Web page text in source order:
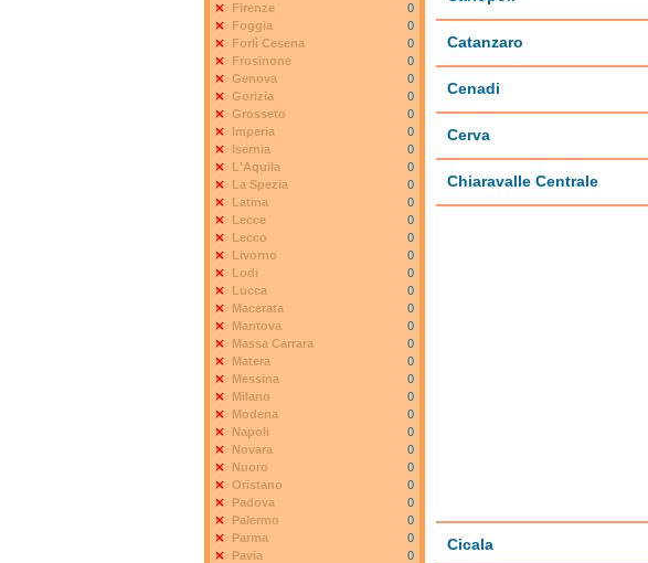
Catanzaro
Cenadi
Cerva
Chiaravalle Centrale
Cicala
Firenze
0
Foggia
0
Forlì Cesena
0
Frosinone
0
Genova
0
Gorizia
0
Grosseto
0
Imperia
0
Isernia
0
L'Aquila
0
La Spezia
0
Latina
0
Lecce
0
Lecco
0
Livorno
0
Lodi
0
Lucca
0
Macerata
0
Mantova
0
Massa Carrara
0
Matera
0
Messina
0
Milano
0
Modena
0
Napoli
0
Novara
0
Nuoro
0
Oristano
0
Padova
0
Palermo
0
Parma
0
Pavia
0